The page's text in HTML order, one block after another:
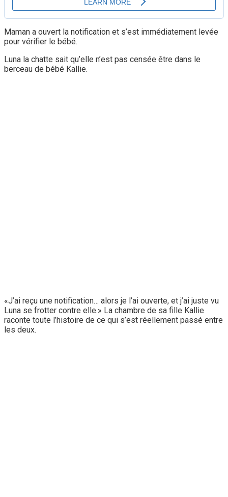
Maman a ouvert la notification et s’est immédiatement levée
pour vérifier le bébé.
Luna la chatte sait qu’elle n’est pas censée être dans le
berceau de bébé Kallie.
«J’ai reçu une notification… alors je l’ai ouverte, et j’ai juste vu
Luna se frotter contre elle.» La chambre de sa fille Kallie
raconte toute l’histoire de ce qui s’est réellement passé entre
les deux.